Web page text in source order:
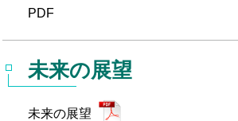
PDF
未来の展望
未来の展望